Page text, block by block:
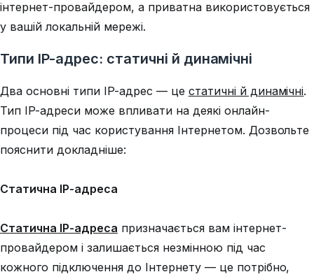
інтернет-провайдером, а приватна використовується
у вашій локальній мережі.
Типи IP-адрес: статичні й динамічні
Два основні типи IP-адрес — це статичні й динамічні.
Тип IP-адреси може впливати на деякі онлайн-
процеси під час користування Інтернетом. Дозвольте
пояснити докладніше:
Статична IP-адреса
Статична IP-адреса призначається вам інтернет-
провайдером і залишається незмінною під час
кожного підключення до Інтернету — це потрібно,